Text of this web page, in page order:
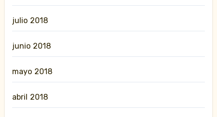
julio 2018
junio 2018
mayo 2018
abril 2018